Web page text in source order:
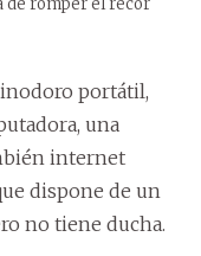
de romper el recor
portátil,
una
internet
dispone de un
no tiene ducha.